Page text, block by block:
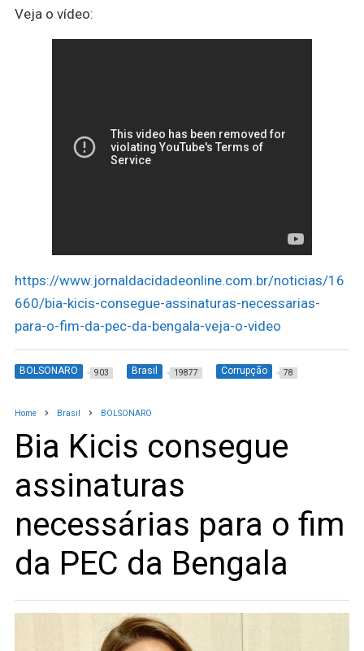
Veja o vídeo:
https://www.jornaldacidadeonline.com.br/noticias/16
660/bia-kicis-consegue-assinaturas-necessarias-
para-o-fim-da-pec-da-bengala-veja-o-video
BOLSONARO 903 Brasil 19877 Corrupção 78
Home Brasil BOLSONARO
Bia Kicis consegue
assinaturas
necessárias para o fim
da PEC da Bengala